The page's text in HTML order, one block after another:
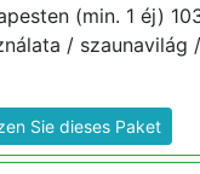
(min. 1 éj)
/ szaunavilág
Sie dieses Paket